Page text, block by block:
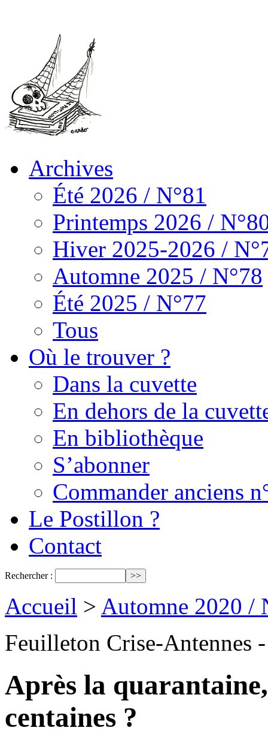
Archives
Été 2026 / N°81
Printemps 2026 /
Hiver 2025-2026 /
Automne 2025 / N°78
Été 2025 / N°77
Tous
Où le trouver ?
Dans la cuvette
En dehors de la
En bibliothèque
S’abonner
Commander anciens
Le Postillon ?
Contact
Rechercher :
Accueil > Automne 2020 /
Feuilleton Crise-Antennes
Après la
centaines ?